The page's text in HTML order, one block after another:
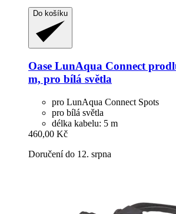
Do košíku
Oase LunAqua Connect
m, pro bílá světla
pro LunAqua Connect Spots
pro bílá světla
délka kabelu: 5 m
460,00 Kč
Doručení do 12. srpna